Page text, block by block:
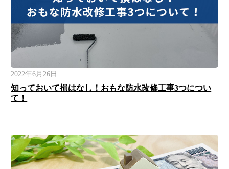
2022年6月26日
知っておいて損はなし！おもな防水改修工事3つについ
て！